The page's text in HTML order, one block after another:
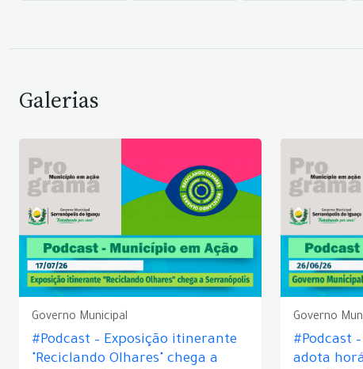
Galerias
Governo Municipal
#Podcast – Exposição itinerante
"Reciclando Olhares" chega a
Governo
#Podcast
adota